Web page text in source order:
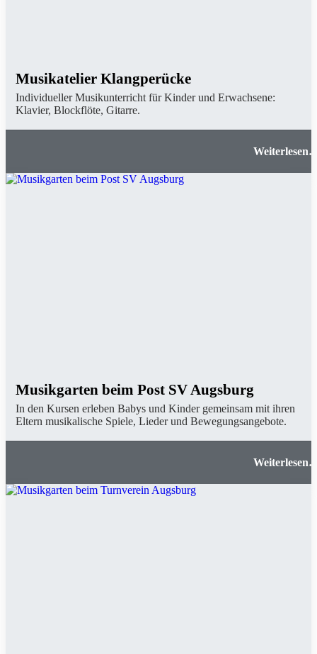
Musikatelier Klangperücke
Individueller Musikunterricht für Kinder und Erwachsene:
Klavier, Blockflöte, Gitarre.
Musikgarten beim Post SV Augsburg
In den Kursen erleben Babys und Kinder gemeinsam mit ihren
Eltern musikalische Spiele, Lieder und Bewegungsangebote.